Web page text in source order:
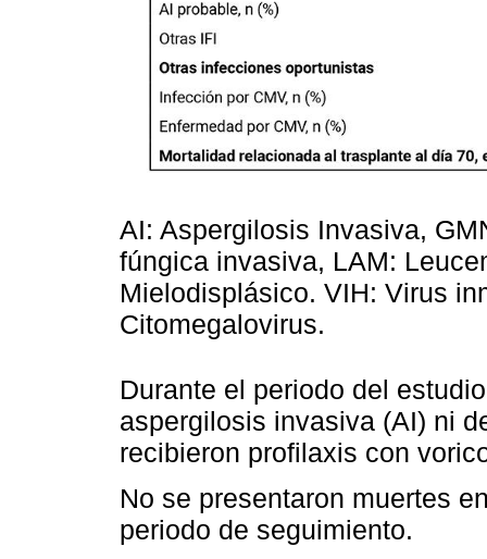
AI: Aspergilosis Invasiva,
fúngica invasiva, LAM:
Mielodisplásico. VIH: Virus
Citomegalovirus.
Durante el periodo del
aspergilosis invasiva (AI) ni
recibieron profilaxis con
No se presentaron muertes
periodo de seguimiento.